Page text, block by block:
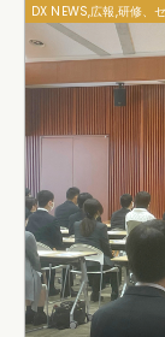
DX NEWS,広報,研修、